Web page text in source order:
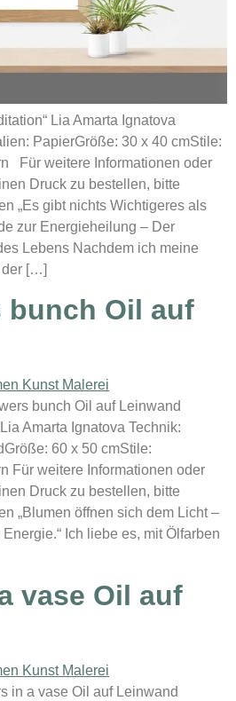
Lia Amarta Ignatova
PapierGröße: 30 x 40 cmStile:
Für weitere Informationen oder
Druck zu bestellen, bitte
„Es gibt nichts Wichtigeres als
zur Energieheilung – Der
Lebens Nachdem ich meine
der […]
bunch Oil auf
bunch Oil auf Leinwand
Amarta Ignatova Technik:
60 x 50 cmStile:
Für weitere Informationen oder
Druck zu bestellen, bitte
„Blumen öffnen sich dem Licht –
Ich liebe es, mit Ölfarben
vase Oil auf
in a vase Oil auf Leinwand